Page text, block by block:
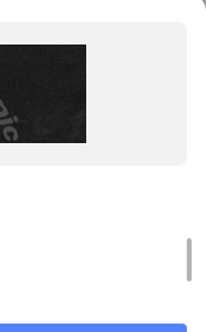
Чувашия, г. Чебоксары,